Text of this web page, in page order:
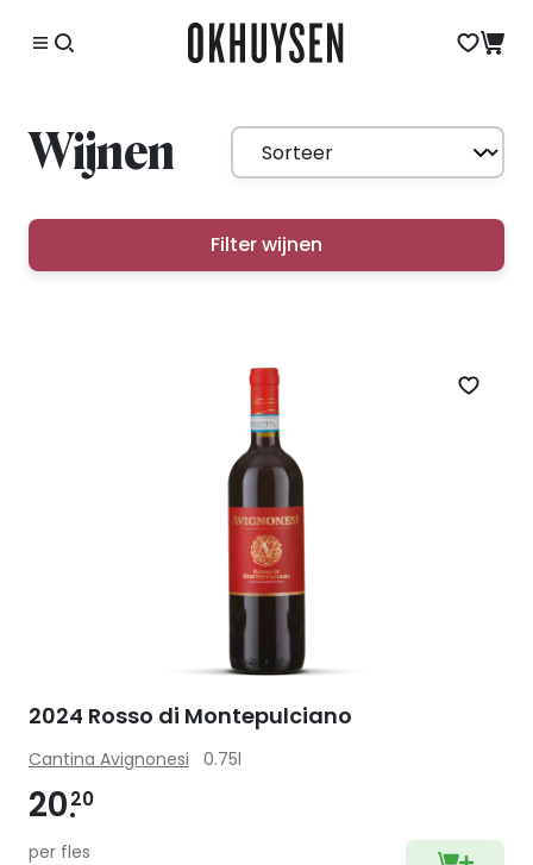
Wijnen
Filter wijnen
Zet
2024 Rosso di Montepulciano
Cantina Avignonesi 0.75l
2020
per fles